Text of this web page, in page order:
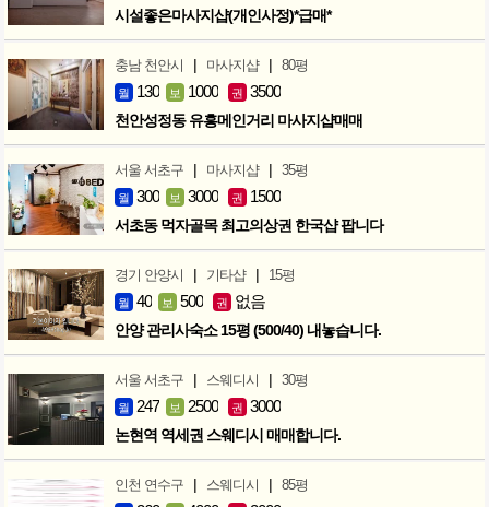
시설좋은마사지샵(개인사정)*급매*
충남 천안시 | 마사지샵 | 80평
월 130 보 1000 권 3500
천안성정동 유흥메인거리 마사지샵매매
서울 서초구 | 마사지샵 | 35평
월 300 보 3000 권 1500
서초동 먹자골목 최고의상권 한국샵 팝니다
경기 안양시 | 기타샵 | 15평
월 40 보 500 권 없음
안양 관리사숙소 15평 (500/40) 내놓습니다.
서울 서초구 | 스웨디시 | 30평
월 247 보 2500 권 3000
논현역 역세권 스웨디시 매매합니다.
인천 연수구 | 스웨디시 | 85평